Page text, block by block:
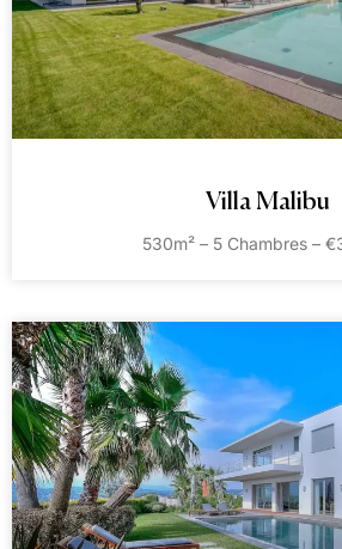
Villa Malibu
530m² – 5 Chambres –